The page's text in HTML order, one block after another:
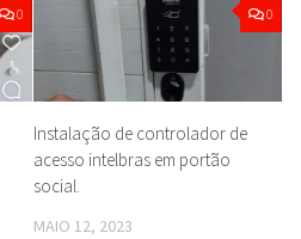
0 0
Instalação de controlador de
acesso intelbras em portão
social.
MAIO 12, 2023